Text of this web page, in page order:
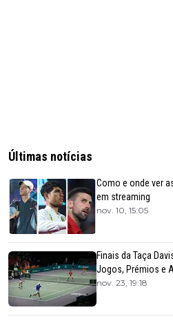
Últimas notícias
Como e onde ver
em streaming
nov. 10, 15:05
Finais da Taça
Jogos, Prémios e
nov. 23, 19:18